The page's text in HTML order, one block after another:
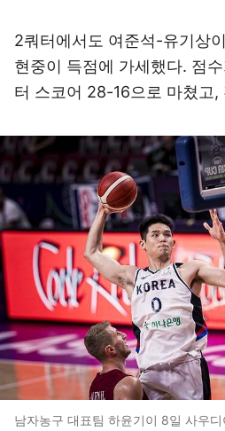
2쿼터에서도 여준석-유기상
현중이 득점에 가세했다. 점
터 스코어 28-16으로 마쳤고
남자농구 대표팀 하윤기이 8일 사우